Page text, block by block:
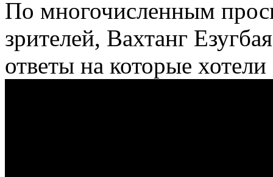
По многочисленным
зрителей, Вахтанг
ответы на которые